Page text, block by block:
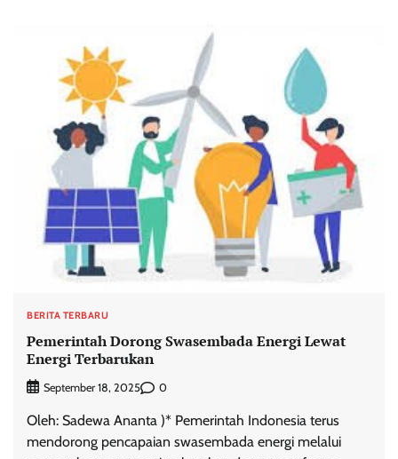
BERITA TERBARU
Pemerintah Dorong Swasembada Energi Lewat
Energi Terbarukan
September 18, 2025 0
Oleh: Sadewa Ananta )* Pemerintah Indonesia terus
mendorong pencapaian swasembada energi melalui